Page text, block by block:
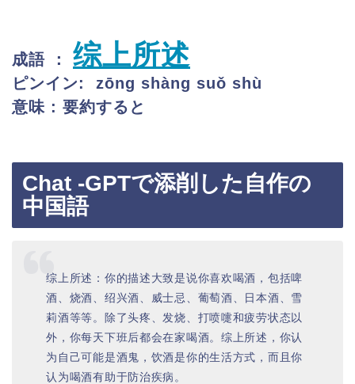
成語 ： 综上所述
ピンイン: zōng shàng suǒ shù
意味 : 要約すると
Chat -GPTで添削した自作の
中国語
综上所述：你的描述大致是说你喜欢喝酒，包括啤
酒、烧酒、绍兴酒、威士忌、葡萄酒、日本酒、雪
莉酒等等。除了头疼、发烧、打喷嚏和疲劳状态以
外，你每天下班后都会在家喝酒。综上所述，你认
为自己可能是酒鬼，饮酒是你的生活方式，而且你
认为喝酒有助于防治疾病。